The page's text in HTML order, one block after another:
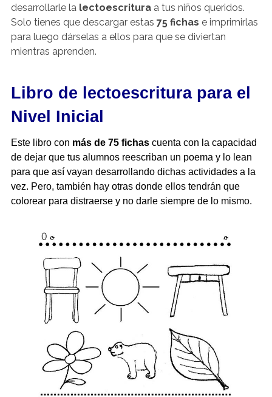
desarrollarle la lectoescritura a tus niños queridos.
Solo tienes que descargar estas 75 fichas e imprimirlas
para luego dárselas a ellos para que se diviertan
mientras aprenden.
Libro de lectoescritura para el
Nivel Inicial
Este libro con más de 75 fichas cuenta con la capacidad
de dejar que tus alumnos reescriban un poema y lo lean
para que así vayan desarrollando dichas actividades a la
vez. Pero, también hay otras donde ellos tendrán que
colorear para distraerse y no darle siempre de lo mismo.